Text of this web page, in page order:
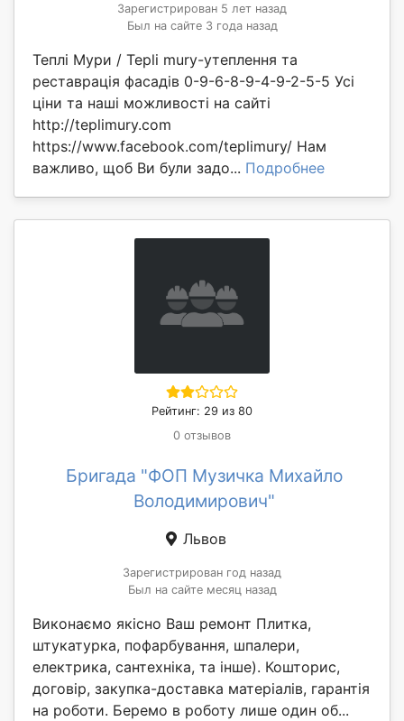
Зарегистрирован 5 лет назад
Был на сайте 3 года назад
Теплі Мури / Tepli mury-утеплення та
реставрація фасадів 0-9-6-8-9-4-9-2-5-5 Усі
ціни та наші можливості на сайті
http://teplimury.com
https://www.facebook.com/teplimury/ Нам
важливо, щоб Ви були задо... Подробнее
Рейтинг: 29 из 80
0 отзывов
Бригада "ФОП Музичка Михайло
Володимирович"
Львов
Зарегистрирован год назад
Был на сайте месяц назад
Виконаємо якісно Ваш ремонт Плитка,
штукатурка, пофарбування, шпалери,
електрика, сантехніка, та інше). Кошторис,
договір, закупка-доставка матеріалів, гарантія
на роботи. Беремо в роботу лише один об...